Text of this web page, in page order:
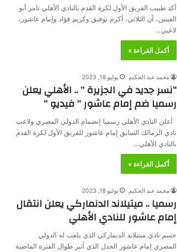
أكد طبيب الفريق الأول لكرة القدم بالنادي الأهلي تامر أبو
العينين، أن الثلاثي، أكرم توفيق وكريم فؤاد وإمام عاشور،
لاعبي…
أكمل القراءة »
محمد عبد الحكيم يوليو 18, 2023
“نسر جديد في الجزيرة ” .. الأهلي يعلن
رسميا ضم إمام عاشور ” فيديو “
أعلن النادي الأهلي رسميا إنضمام الدولي المصري ولاعب
نادي الزمالك السابق إمام عاشور للفريق الأول لكرة القدم
بالنادي الأهلي…
أكمل القراءة »
محمد عبد الحكيم يوليو 18, 2023
رسميا .. ميتيلاند الدنماركي يعلن انتقال
إمام عاشور للنادي الأهلي
حسم نادي ميتيلاند الدنماركي الذي يلعب له الدولي
المصري إمام عاشور الجدل الذي أثير طوال الفترة الماضية